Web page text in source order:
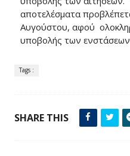
αποτελέσματα
Αυγούστου, αφού
υποβολής των ενστάσεων
Tags :
SHARE THIS